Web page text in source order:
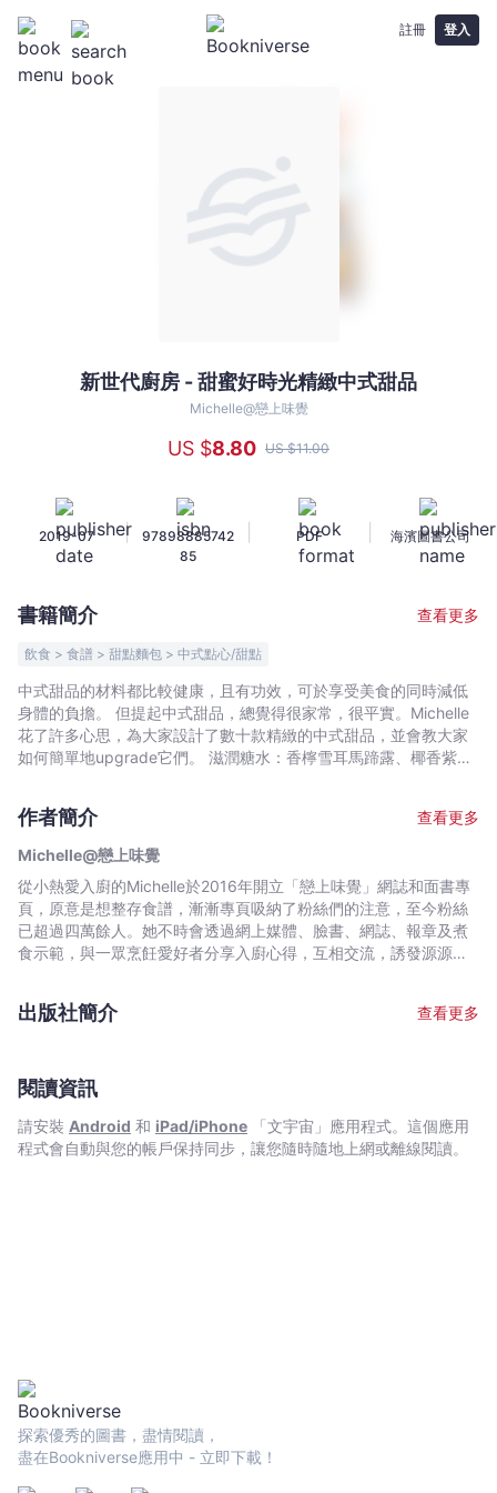
註冊 登入
時
光
緻
中
式
品
Michelle@
戀
上
味
文
宙
｜
Bookniverse
新世代廚房 - 甜蜜好時光精緻中式甜品
Michelle@戀上味覺
US $8.80 US $11.00
2019-07 |
97898885742
85
PDF 海濱圖書公司
書籍簡介 查看更多
飲食 > 食譜 > 甜點麵包 > 中式點心/甜點
中式甜品的材料都比較健康，且有功效，可於享受美食的同時減低
身體的負擔。 但提起中式甜品，總覺得很家常，很平實。Michelle
花了許多心思，為大家設計了數十款精緻的中式甜品，並會教大家
如何簡單地upgrade它們。 滋潤糖水：香檸雪耳馬蹄露、椰香紫薯
雪耳果凍、椰汁紅豆丸子凍糕、玫瑰茶蘆薈凍
作者簡介
查看更多
Michelle@戀上味覺
從小熱愛入廚的Michelle於2016年開立「戀上味覺」網誌和面書專
頁，原意是想整存食譜，漸漸專頁吸納了粉絲們的注意，至今粉絲
已超過四萬餘人。她不時會透過網上媒體、臉書、網誌、報章及煮
食示範，與一眾烹飪愛好者分享入廚心得，互相交流，誘發源源不
出版社簡介 查看更多
閱讀資訊
請安裝 Android 和 iPad/iPhone 「文宇宙」應用程式。這個應用
程式會自動與您的帳戶保持同步，讓您隨時隨地上網或離線閱讀。
探索優秀的圖書，盡情閱讀，
盡在Bookniverse應用中 - 立即下載！